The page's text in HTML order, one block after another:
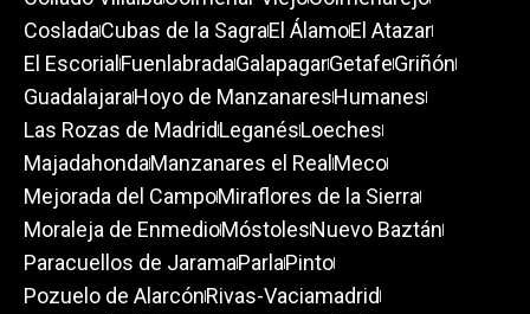
CosladaCubas de la SagraEl ÁlamoEl Atazar
El Escorial FuenlabradaGalapagarGetafeGriñón
GuadalajaraHoyo de ManzanaresHumanes
Las Rozas de MadridLeganésLoeches
MajadahondaManzanares el Real Meco
Mejorada del CampoMiraflores de la Sierra
Moraleja de EnmedioMóstolesNuevo Baztán
Paracuellos de JaramaParlaPinto
Pozuelo de AlarcónRivas-Vaciamadrid